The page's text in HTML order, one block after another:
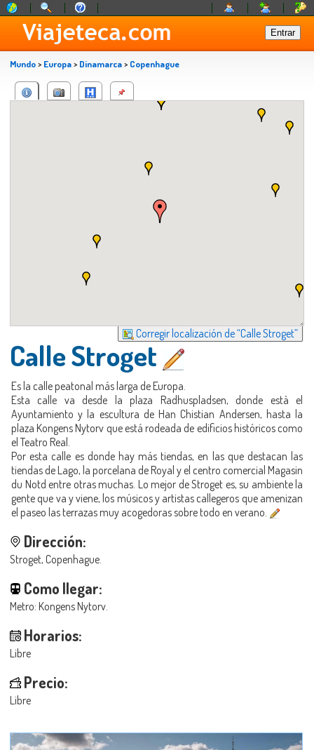
Mundo> Europa> Dinamarca> Copenhague
Corregir localización de “Calle Stroget”
Calle Stroget
Es la calle peatonal más larga de Europa.
Esta calle va desde la plaza Radhuspladsen, donde està el
Ayuntamiento y la escultura de Han Chistian Andersen, hasta la
plaza Kongens Nytorv que está rodeada de edificios históricos como
el Teatro Real.
Por esta calle es donde hay más tiendas, en las que destacan las
tiendas de Lago, la porcelana de Royal y el centro comercial Magasin
du Notd entre otras muchas. Lo mejor de Stroget es, su ambiente la
gente que va y viene, los músicos y artistas callegeros que amenizan
el paseo las terrazas muy acogedoras sobre todo en verano.
Dirección:
Stroget, Copenhague.
Como llegar:
Metro: Kongens Nytorv.
Horarios:
Libre
Precio:
Libre